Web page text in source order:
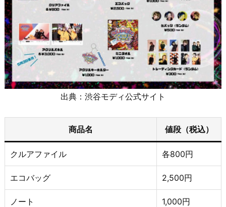
出典：渋谷モディ公式サイト
商品名 値段（税込）
クルアファイル 各800円
エコバッグ 2,500円
ノート 1,000円